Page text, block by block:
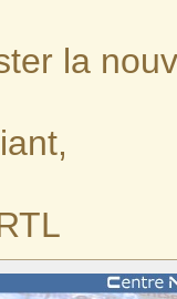
la